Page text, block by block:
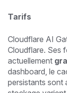
Tarifs
Cloudflare AI
Cloudflare. Ses
actuellement
dashboard, le
persistants sont